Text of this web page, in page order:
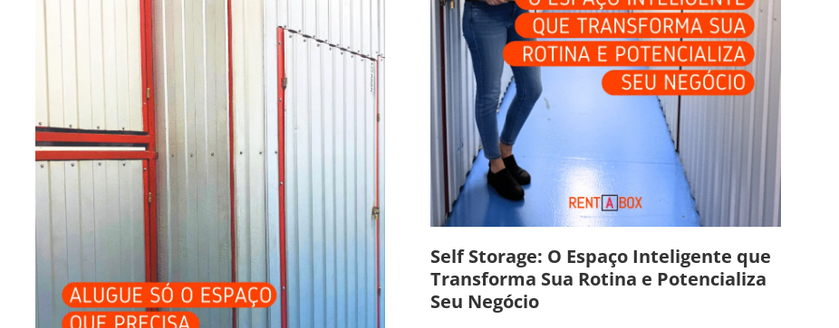
Self Storage: O Espaço Inteligente que
Transforma Sua Rotina e Potencializa
Seu Negócio